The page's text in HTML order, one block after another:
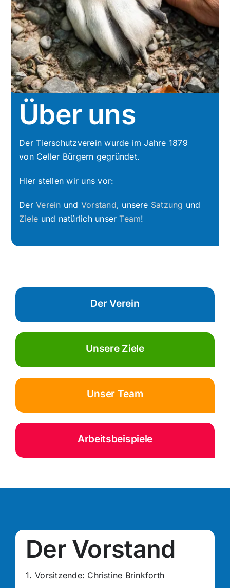
Über uns
Der Tierschutzverein wurde im Jahre 1879
von Celler Bürgern gegründet.
Hier stellen wir uns vor:
DerVerein und Vorstand, unsere Satzung und
Ziele und natürlich unserTeam!
Der Verein
Unsere Ziele
Unser Team
Arbeitsbeispiele
Der Vorstand
1.⁠ ⁠Vorsitzende: Christine Brinkforth